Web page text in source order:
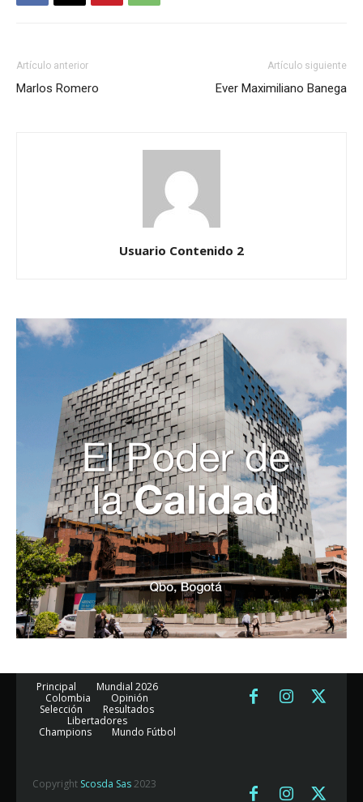
Artículo anterior
Marlos Romero
Artículo siguiente
Ever Maximiliano Banega
Usuario Contenido 2
Principal
Mundial 2026
Colombia
Opinión
Selección
Resultados
Libertadores
Champions
Mundo Fútbol
Copyright Scosda Sas2023